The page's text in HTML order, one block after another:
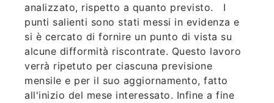
analizzato, rispetto a quanto previsto. I
punti salienti sono stati messi in evidenza e
si è cercato di fornire un punto di vista su
alcune difformità riscontrate. Questo lavoro
verrà ripetuto per ciascuna previsione
mensile e per il suo aggiornamento, fatto
all'inizio del mese interessato. Infine a fine